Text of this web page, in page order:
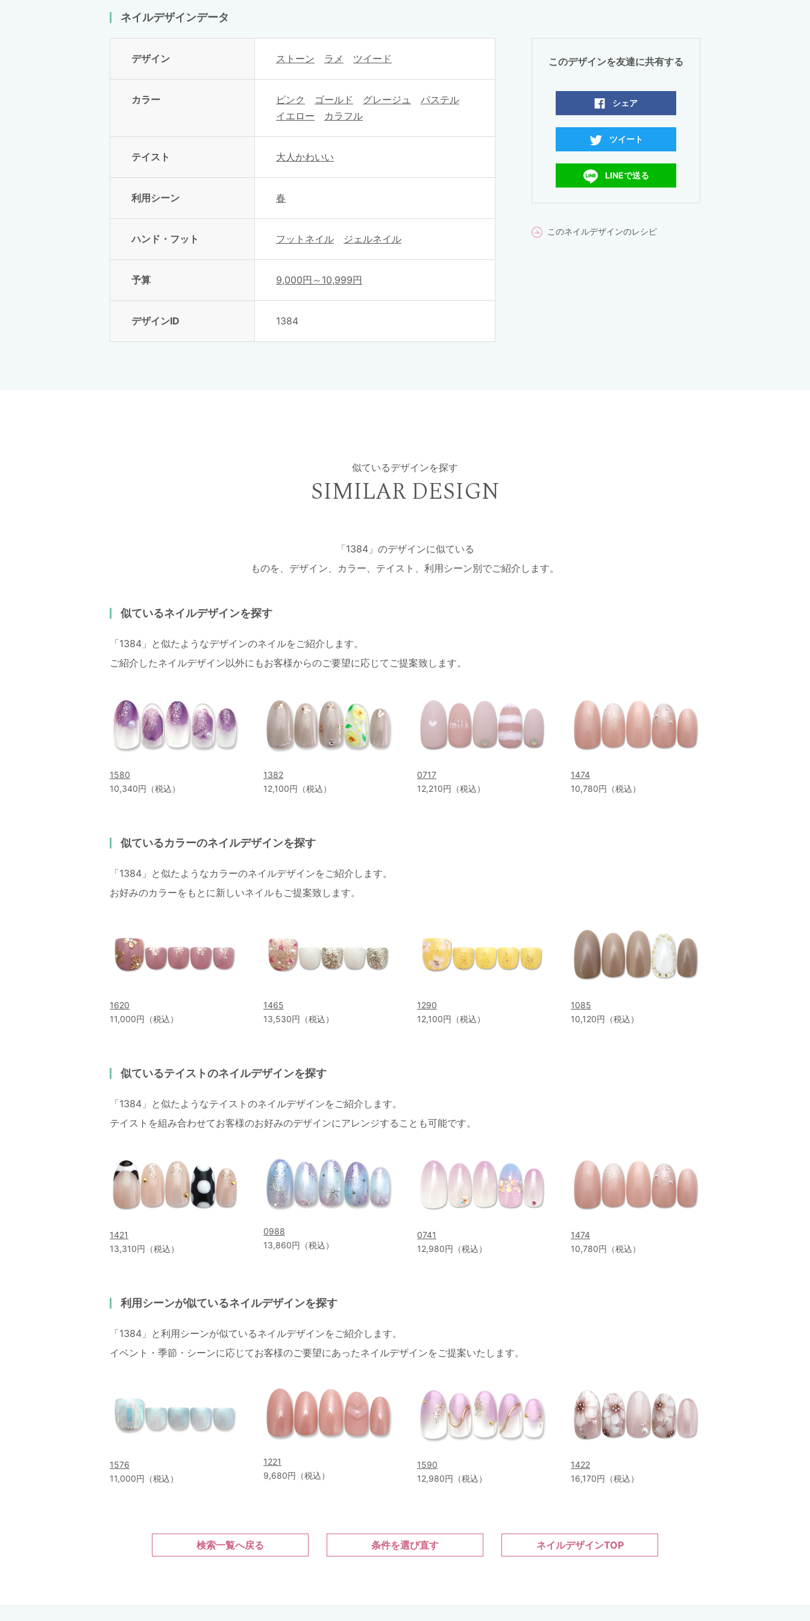
ネイルデザインデータ
デザイン ストーン ラメ ツイード
カラー ピンク ゴールド グレージュ
パステル
イエロー
カラフル
テイスト 大人かわいい
利用シーン 春
ハンド・フット フットネイル ジェルネイル
予算 9,000円～10,999円
デザインID 1384
このデザインを友達に共有する
シェア
ツイート
LINEで送る
このネイルデザインのレシピ
似ているデザインを探す
SIMILAR DESIGN
「1384」のデザインに似ている
ものを、デザイン、カラー、テイスト、利用シーン別でご紹介します。
似ているネイルデザインを探す
「1384」と似たようなデザインのネイルをご紹介します。
ご紹介したネイルデザイン以外にもお客様からのご要望に応じてご提案致します。
1580
10,340円（税込）
1382
12,100円（税込）
0717
12,210円（税込）
1474
10,780円（税込）
似ているカラーのネイルデザインを探す
「1384」と似たようなカラーのネイルデザインをご紹介します。
お好みのカラーをもとに新しいネイルもご提案致します。
1620
11,000円（税込）
1465
13,530円（税込）
1290
12,100円（税込）
1085
10,120円（税込）
似ているテイストのネイルデザインを探す
「1384」と似たようなテイストのネイルデザインをご紹介します。
テイストを組み合わせてお客様のお好みのデザインにアレンジすることも可能です。
1421
13,310円（税込）
0988
13,860円（税込）
0741
12,980円（税込）
1474
10,780円（税込）
利用シーンが似ているネイルデザインを探す
「1384」と利用シーンが似ているネイルデザインをご紹介します。
イベント・季節・シーンに応じてお客様のご要望にあったネイルデザインをご提案いたします。
1576
11,000円（税込）
1221
9,680円（税込）
1590
12,980円（税込）
1422
16,170円（税込）
検索一覧へ戻る 条件を選び直す ネイルデザインTOP